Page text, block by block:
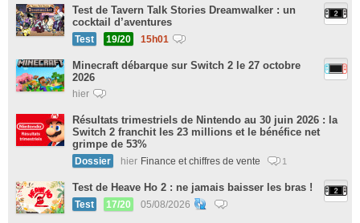
Test de Tavern Talk Stories Dreamwalker : un
cocktail d’aventures
Test 19/20 15h01
Minecraft débarque sur Switch 2 le 27 octobre
2026
hier
Résultats trimestriels de Nintendo au 30 juin 2026 : la
Switch 2 franchit les 23 millions et le bénéfice net
grimpe de 53%
Dossier hier Finance et chiffres de vente 1
Test de Heave Ho 2 : ne jamais baisser les bras !
Test 17/20 05/08/2026